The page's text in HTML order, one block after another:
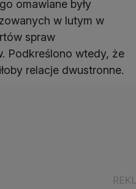
omawiane były
w lutym w
spraw
Podkreślono wtedy, że
relacje dwustronne.